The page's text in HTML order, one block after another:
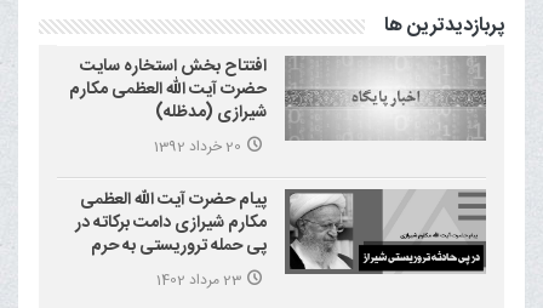
پربازدیدترین ها
افتتاح بخش استخاره سایت
حضرت آیت الله العظمی مکارم
شیرازی (مدظله)
20 خرداد 1392
پیام حضرت آیت الله العظمی
مکارم شیرازی دامت برکاته در
پی حمله تروریستی به حرم
احمد بن موسی علیه السلام
(شاهچراغ)
23 مرداد 1402